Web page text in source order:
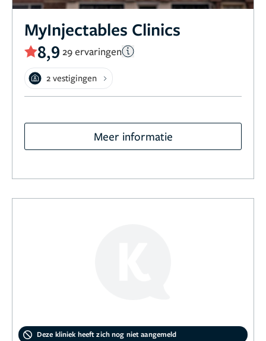
MyInjectables Clinics
8,9 29 ervaringen
2 vestigingen
Meer informatie
Deze kliniek heeft zich nog niet aangemeld